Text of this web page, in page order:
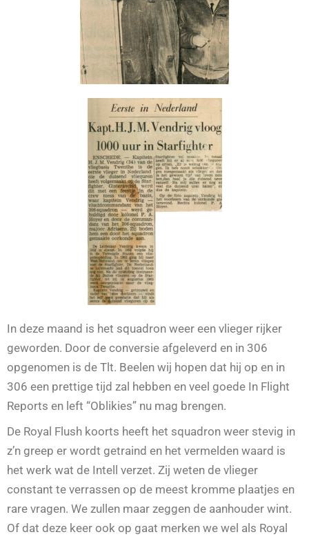
In deze maand is het squadron weer een vlieger rijker
geworden. Door de conversie afgeleverd en in 306
opgenomen is de Tlt. Beelen wij hopen dat hij op en in
306 een prettige tijd zal hebben en veel goede In Flight
Reports en left “Oblikies” nu mag brengen.
De Royal Flush koorts heeft het squadron weer stevig in
z’n greep er wordt getraind en het vermelden waard is
het werk wat de Intell verzet. Zij weten de vlieger
constant te verrassen op de meest kromme plaatjes en
rare vragen. We zullen maar zeggen de aanhouder wint.
Of dat deze keer ook op gaat merken we wel als Royal